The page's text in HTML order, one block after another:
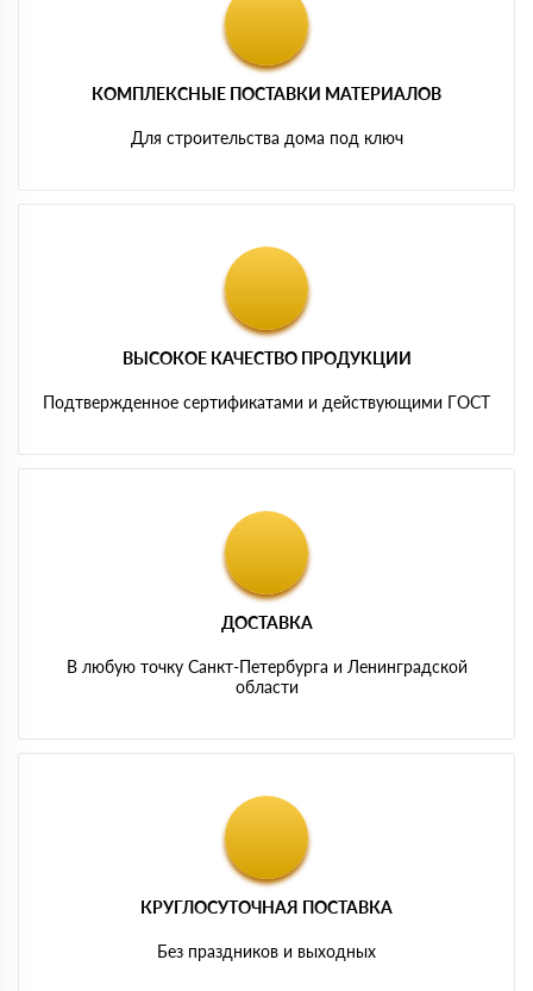
КОМПЛЕКСНЫЕ ПОСТАВКИ МАТЕРИАЛОВ
Для строительства дома под ключ
ВЫСОКОЕ КАЧЕСТВО ПРОДУКЦИИ
Подтвержденное сертификатами и действующими ГОСТ
ДОСТАВКА
В любую точку Санкт-Петербурга и Ленинградской
области
КРУГЛОСУТОЧНАЯ ПОСТАВКА
Без праздников и выходных